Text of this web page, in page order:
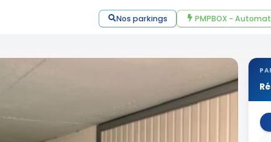
Nos parkings PMPBOX -